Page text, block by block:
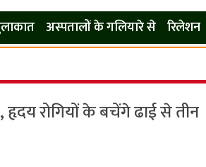
अस्पतालों के गलियारे से रिलेशन
रोगियों के बचेंगे ढाई से तीन